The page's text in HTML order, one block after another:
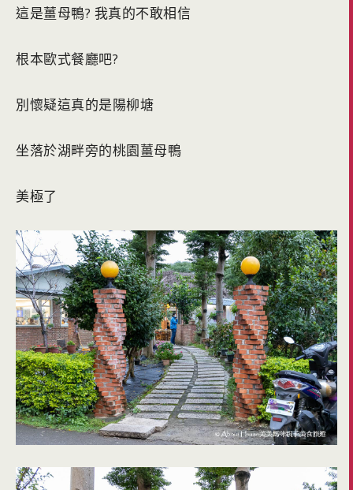
這是薑母鴨? 我真的不敢相信
根本歐式餐廳吧?
別懷疑這真的是陽柳塘
坐落於湖畔旁的桃園薑母鴨
美極了